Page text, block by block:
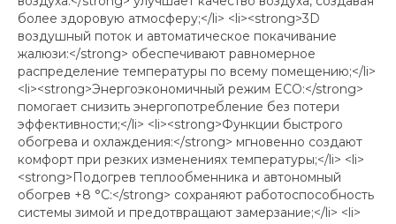
более здоровую атмосферу;</li> <li><strong>3D
воздушный поток и автоматическое покачивание
жалюзи:</strong> обеспечивают равномерное
распределение температуры по всему помещению;</li>
<li><strong>Энергоэкономичный режим ECO:</strong>
помогает снизить энергопотребление без потери
эффективности;</li> <li><strong>Функции быстрого
обогрева и охлаждения:</strong> мгновенно создают
комфорт при резких изменениях температуры;</li> <li>
<strong>Подогрев теплообменника и автономный
обогрев +8 °C:</strong> сохраняют работоспособность
системы зимой и предотвращают замерзание;</li> <li>